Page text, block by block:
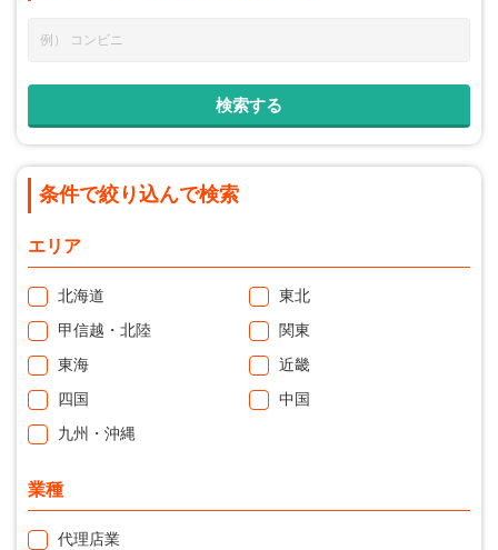
脱サラで開業
法人様オススメ
副業・サイドビジネス
条件で絞り込んで検索
エリア
北海道
東北
甲信越・北陸
関東
東海
近畿
四国
中国
九州・沖縄
業種
代理店業